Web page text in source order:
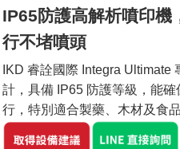
IP65防護高解析噴印機
行不堵噴頭
IKD 睿詮國際 Integra Ultimate
計，具備 IP65 防護等級，能
行，特別適合製藥、木材及食